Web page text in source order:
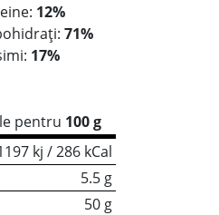
12%
71%
17%
pentru 100 g
kj / 286 kCal
5.5 g
50 g